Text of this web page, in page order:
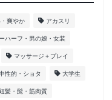
爽やか アカスリ
ハーフ・男の娘・女装
マッサージ＋プレイ
性的・ショタ 大学生
髪・髭・筋肉質